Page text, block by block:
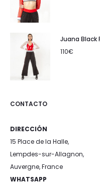
Juana Black
110€
CONTACTO
DIRECCIÓN
15 Place de la Halle,
Lempdes-sur-Allagnon,
Auvergne, France
WHATSAPP